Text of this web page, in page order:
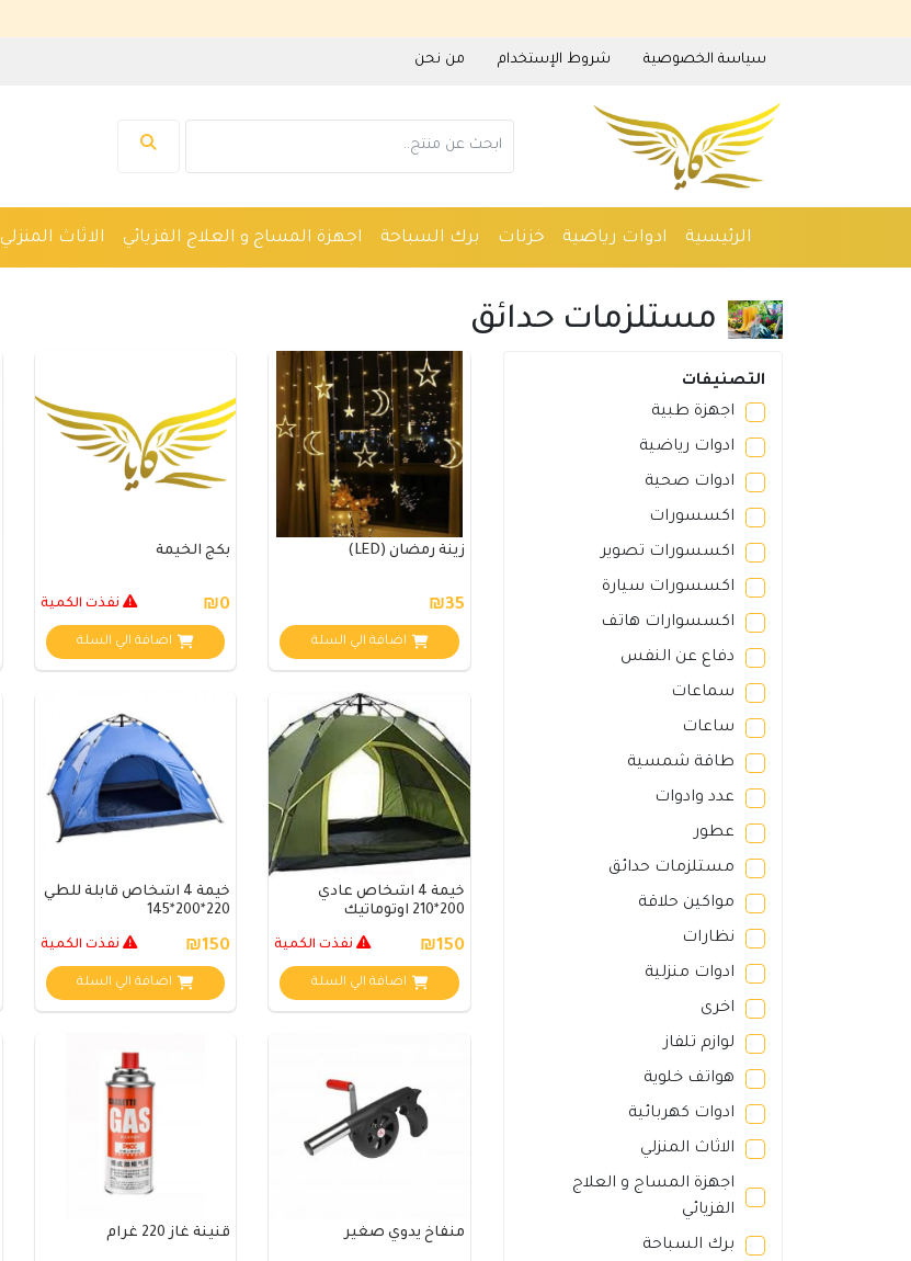
سياسة الخصوصية شروط الإستخدام من نحن
الرئيسية ادوات رياضية خزنات برك السباحة اجهزة المساج و العلاج الفزيائي الاثاث المنزلي
مستلزمات حدائق
التصنيفات
اجهزة طبية
ادوات رياضية
ادوات صحية
اكسسورات
اكسسورات تصوير
اكسسورات سيارة
اكسسوارات هاتف
دفاع عن النفس
سماعات
ساعات
طاقة شمسية
عدد وادوات
عطور
مستلزمات حدائق
مواكين حلاقة
نظارات
ادوات منزلية
اخرى
لوازم تلفاز
هواتف خلوية
ادوات كهربائية
الاثاث المنزلي
اجهزة المساج و العلاج
الفزيائي
برك السباحة
زينة رمضان (LED)
₪35
اضافة الي السلة
بكج الخيمة
₪0 نفذت الكمية
اضافة الي السلة
خيمة 4 اشخاص عادي
200*210 اوتوماتيك
₪150 نفذت الكمية
اضافة الي السلة
خيمة 4 اشخاص قابلة للطي
220*200*145
₪150 نفذت الكمية
اضافة الي السلة
منفاخ يدوي صغير قنينة غاز 220 غرام